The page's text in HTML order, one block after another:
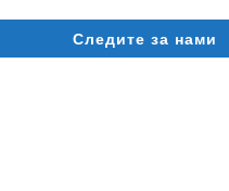
Следите за нами